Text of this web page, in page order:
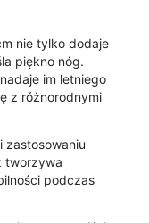
nie tylko dodaje
piękno nóg.
im letniego
z różnorodnymi
tworzywa
podczas